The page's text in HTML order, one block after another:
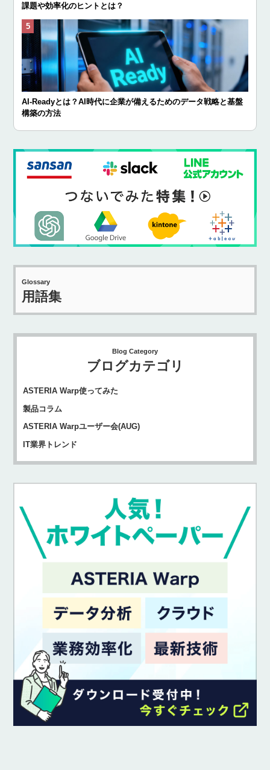
課題や効率化のヒントとは？
AI-Readyとは？AI時代に企業が備えるためのデータ戦略と基盤
構築の方法
Glossary
用語集
Blog Category
ブログカテゴリ
ASTERIA Warp使ってみた
製品コラム
ASTERIA Warpユーザー会(AUG)
IT業界トレンド